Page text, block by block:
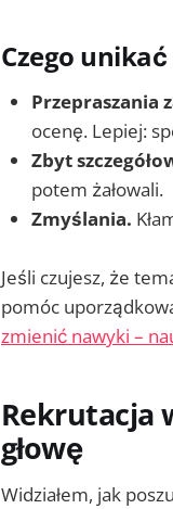
Czego
Przepraszania
ocenę. Lepiej:
Zbyt
potem żałowali.
Zmyślania.
Jeśli czujesz, że
pomóc
zmienić nawyki –
Rekrutacja
głowę
Widziałem, jak